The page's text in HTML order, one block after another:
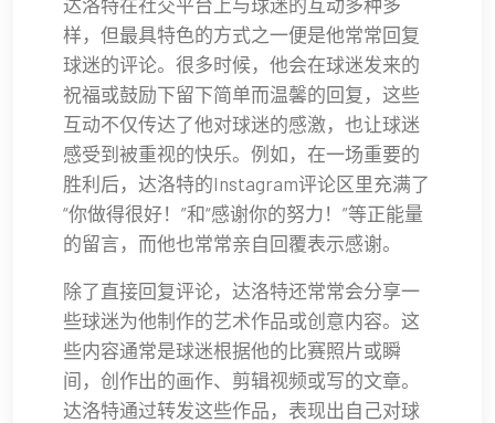
达洛特在社交平台上与球迷的互动多种多
样，但最具特色的方式之一便是他常常回复
球迷的评论。很多时候，他会在球迷发来的
祝福或鼓励下留下简单而温馨的回复，这些
互动不仅传达了他对球迷的感激，也让球迷
感受到被重视的快乐。例如，在一场重要的
胜利后，达洛特的Instagram评论区里充满了
“你做得很好！”和“感谢你的努力！”等正能量
的留言，而他也常常亲自回覆表示感谢。
除了直接回复评论，达洛特还常常会分享一
些球迷为他制作的艺术作品或创意内容。这
些内容通常是球迷根据他的比赛照片或瞬
间，创作出的画作、剪辑视频或写的文章。
达洛特通过转发这些作品，表现出自己对球